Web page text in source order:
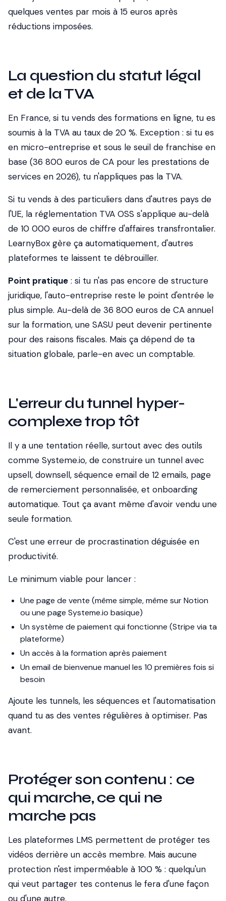
quelques ventes par mois à 15 euros après
réductions imposées.
La question du statut légal
et de la TVA
En France, si tu vends des formations en ligne, tu es
soumis à la TVA au taux de 20 %. Exception : si tu es
en micro-entreprise et sous le seuil de franchise en
base (36 800 euros de CA pour les prestations de
services en 2026), tu n'appliques pas la TVA.
Si tu vends à des particuliers dans d'autres pays de
l'UE, la réglementation TVA OSS s'applique au-delà
de 10 000 euros de chiffre d'affaires transfrontalier.
LearnyBox gère ça automatiquement, d'autres
plateformes te laissent te débrouiller.
Point pratique : si tu n'as pas encore de structure
juridique, l'auto-entreprise reste le point d'entrée le
plus simple. Au-delà de 36 800 euros de CA annuel
sur la formation, une SASU peut devenir pertinente
pour des raisons fiscales. Mais ça dépend de ta
situation globale, parle-en avec un comptable.
L'erreur du tunnel hyper-
complexe trop tôt
Il y a une tentation réelle, surtout avec des outils
comme Systeme.io, de construire un tunnel avec
upsell, downsell, séquence email de 12 emails, page
de remerciement personnalisée, et onboarding
automatique. Tout ça avant même d'avoir vendu une
seule formation.
C'est une erreur de procrastination déguisée en
productivité.
Le minimum viable pour lancer :
Une page de vente (même simple, même sur Notion
ou une page Systeme.io basique)
Un système de paiement qui fonctionne (Stripe via ta
plateforme)
Un accès à la formation après paiement
Un email de bienvenue manuel les 10 premières fois si
besoin
Ajoute les tunnels, les séquences et l'automatisation
quand tu as des ventes régulières à optimiser. Pas
avant.
Protéger son contenu : ce
qui marche, ce qui ne
marche pas
Les plateformes LMS permettent de protéger tes
vidéos derrière un accès membre. Mais aucune
protection n'est imperméable à 100 % : quelqu'un
qui veut partager tes contenus le fera d'une façon
ou d'une autre.